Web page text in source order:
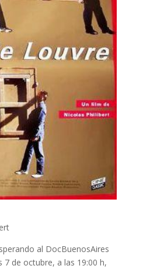
al DocBuenosAires
7 de octubre, a las 19:00 h,